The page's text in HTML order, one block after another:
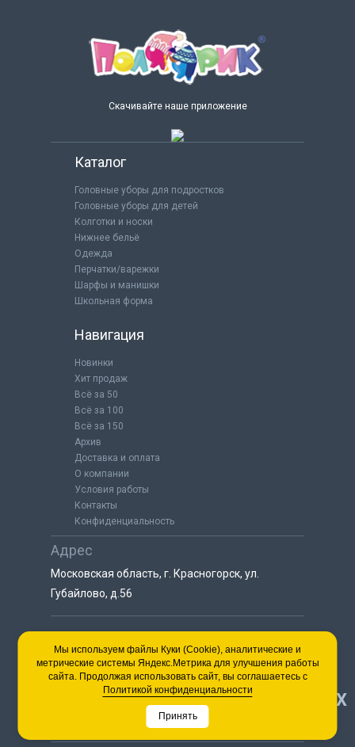
Скачивайте наше приложение
Каталог
Головные уборы для подростков
Головные уборы для детей
Колготки и носки
Нижнее бельё
Одежда
Перчатки/варежки
Шарфы и манишки
Школьная форма
Навигация
Новинки
Хит продаж
Всё за 50
Всё за 100
Всё за 150
Архив
Доставка и оплата
О компании
Условия работы
Контакты
Конфиденциальность
Адрес
Московская область, г. Красногорск, ул.
Губайлово, д.56
8 (925) 064-55-25
пн-сб с 9:00 до 18:00
8 (495) 563-03-35
пн-сб с 9:00 до 18:00 НАВЕРХ
Мы используем файлы Куки (Cookie), аналитические и
метрические системы Яндекс.Метрика для улучшения работы
сайта. Продолжая использовать сайт, вы соглашаетесь с
Политикой конфиденциальности
Принять